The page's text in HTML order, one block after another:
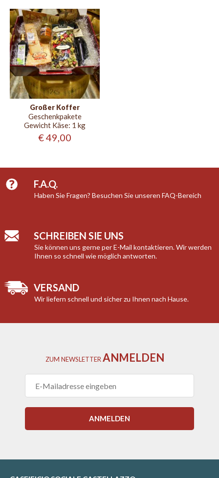
Großer Koffer
Geschenkpakete
Gewicht Käse: 1 kg
€ 49,00
F.A.Q.
Haben Sie Fragen? Besuchen Sie unseren FAQ-Bereich
SCHREIBEN SIE UNS
Sie können uns gerne per E-Mail kontaktieren. Wir werden
Ihnen so schnell wie möglich antworten.
VERSAND
Wir liefern schnell und sicher zu Ihnen nach Hause.
ZUM NEWSLETTER ANMELDEN
ANMELDEN